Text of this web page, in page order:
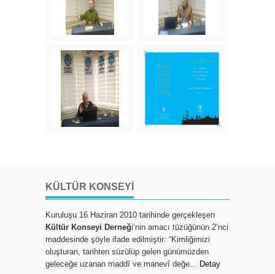
KÜLTÜR KONSEYI
Kuruluşu 16 Haziran 2010 tarihinde gerçekleşen
Kültür Konseyi Derneği‘nin amacı tüzüğünün 2’nci
maddesinde şöyle ifade edilmiştir: “Kimliğimizi
oluşturan, tarihten süzülüp gelen günümüzden
geleceğe uzanan maddî ve manevî değe... Detay